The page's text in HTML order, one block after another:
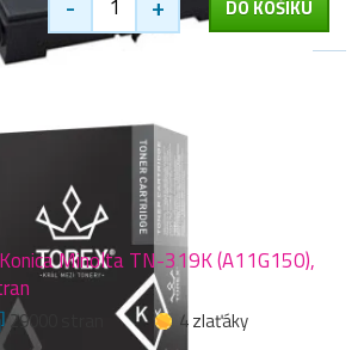
DO KOŠÍKU
Minolta TN-319K (A11G150),
29000 stran
4 zlaťáky